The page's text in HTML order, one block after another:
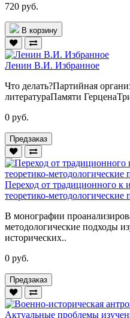
720 руб.
В корзину
Ленин В.И. Избранное
Что делать?Партийная
литератураПамяти
0 руб.
Предзаказ
Переход от традиционного к
теоретико-
В монографии
методологические подходы
исторических..
0 руб.
Предзаказ